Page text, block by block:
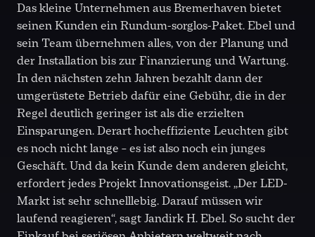
Das kleine Unternehmen aus Bremerhaven bietet
seinen Kunden ein Rundum-sorglos-Paket. Ebel und
sein Team übernehmen alles, von der Planung und
der Installation bis zur Finanzierung und Wartung.
In den nächsten zehn Jahren bezahlt dann der
umgerüstete Betrieb dafür eine Gebühr, die in der
Regel deutlich geringer ist als die erzielten
Einsparungen. Derart hocheffiziente Leuchten gibt
es noch nicht lange – es ist also noch ein junges
Geschäft. Und da kein Kunde dem anderen gleicht,
erfordert jedes Projekt Innovationsgeist. „Der LED-
Markt ist sehr schnelllebig. Darauf müssen wir
laufend reagieren“, sagt Jandirk H. Ebel. So sucht der